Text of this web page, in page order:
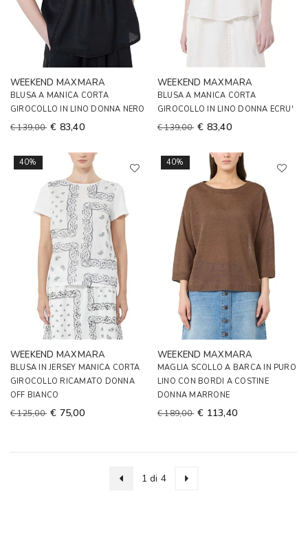
WEEKEND MAXMARA
BLUSA A MANICA CORTA
GIROCOLLO IN LINO DONNA NERO
€ 139,00 € 83,40
WEEKEND MAXMARA
BLUSA A MANICA CORTA
GIROCOLLO IN LINO DONNA ECRU'
€ 139,00 € 83,40
40%
WEEKEND MAXMARA
BLUSA IN JERSEY MANICA CORTA
GIROCOLLO RICAMATO DONNA
OFF BIANCO
€ 125,00 € 75,00
40%
WEEKEND MAXMARA
MAGLIA SCOLLO A BARCA IN PURO
LINO CON BORDI A COSTINE
DONNA MARRONE
€ 189,00 € 113,40
1 di 4